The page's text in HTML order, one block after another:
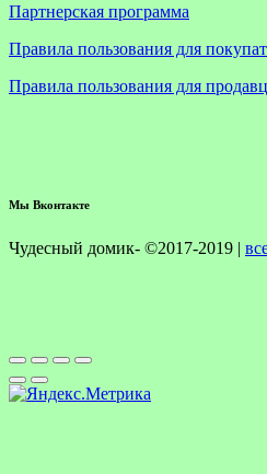
Партнерская программа
Правила пользования для
Правила пользования для
Мы Вконтакте
Чудесный домик- ©2017-2019 |